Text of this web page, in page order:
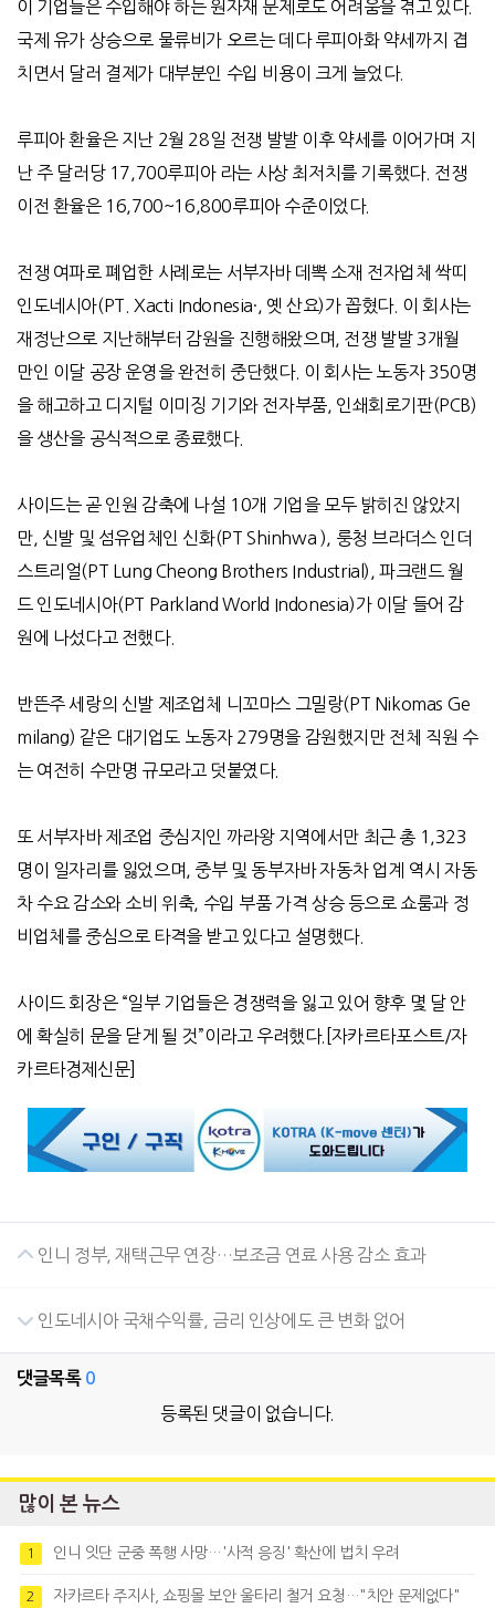
이 기업들은 수입해야 하는 원자재 문제로도 어려움을 겪고 있다.
국제 유가 상승으로 물류비가 오르는 데다 루피아화 약세까지 겹
치면서 달러 결제가 대부분인 수입 비용이 크게 늘었다.
루피아 환율은 지난 2월 28일 전쟁 발발 이후 약세를 이어가며 지
난 주 달러당17,700루피아 라는 사상 최저치를 기록했다. 전쟁
이전 환율은16,700~16,800루피아 수준이었다.
전쟁 여파로 폐업한 사례로는 서부자바 데뽁 소재 전자업체 싹띠
인도네시아(PT. Xacti Indonesia·, 옛 산요)가 꼽혔다. 이 회사는
재정난으로 지난해부터 감원을 진행해왔으며
전쟁 발발3개월
만인 이달 공장 운영을 완전히 중단했다. 이 회사는 노동자350명
을 해고하고 디지털 이미징 기기와 전자부품, 인쇄회로기판(PCB)
을 생산을 공식적으로 종료했다.
사이드는 곧 인원 감축에 나설 10개 기업을 모두 밝히진 않았지
만, 신발 및 섬유업체인 신화(PT Shinhwa ), 룽청 브라더스 인더
스트리얼(PT Lung Cheong Brothers Industrial), 파크랜드 월
드 인도네시아(PT Parkland World Indonesia)가 이달 들어 감
원에 나섰다고 전했다.
반뜬주 세랑의 신발 제조업체 니꼬마스 그밀랑(PT Nikomas Ge
milang) 같은 대기업도 노동자279명을 감원했지만 전체 직원 수
는 여전히 수만명 규모라고 덧붙였다.
또 서부자바 제조업 중심지인 까라왕 지역에서만 최근 총 1,323
명이 일자리를 잃었으며
중부 및 동부자바 자동차 업계 역시 자동
차 수요 감소와 소비 위축, 수입 부품 가격 상승 등으로 쇼룸과 정
비업체를 중심으로 타격을 받고 있다고 설명했다.
사이드 회장은“일부 기업들은 경쟁력을 잃고 있어 향후 몇 달 안
에 확실히 문을 닫게 될 것”이라고 우려했다.[ 자카르타포스트 /자
카르타경제신문]
인니 정부, 재택근무 연장…보조금 연료 사용 감소 효과
인도네시아 국채수익률, 금리 인상에도 큰 변화 없어
댓글목록 0
등록된 댓글이 없습니다.
많이 본 뉴스
1 인니 잇단 군중 폭행 사망…'사적 응징' 확산에 법치 우려
2 자카르타 주지사, 쇼핑몰 보안 울타리 철거 요청…"치안 문제없다"